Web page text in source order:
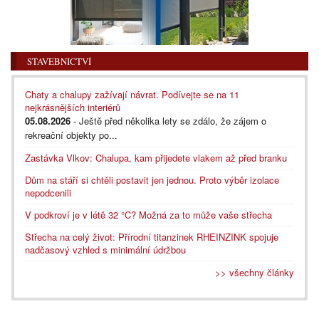
STAVEBNICTVÍ
Chaty a chalupy zažívají návrat. Podívejte se na 11
nejkrásnějších interiérů
05.08.2026 - Ještě před několika lety se zdálo, že zájem o
rekreační objekty po...
Zastávka Vlkov: Chalupa, kam přijedete vlakem až před branku
Dům na stáří si chtěli postavit jen jednou. Proto výběr izolace
nepodcenili
V podkroví je v létě 32 °C? Možná za to může vaše střecha
Střecha na celý život: Přírodní titanzinek RHEINZINK spojuje
nadčasový vzhled s minimální údržbou
>> všechny články